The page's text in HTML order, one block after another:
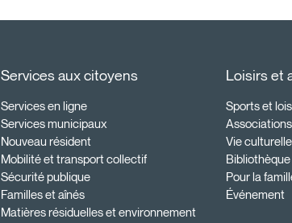
Services aux citoyens
Services en ligne
Services municipaux
Nouveau résident
Mobilité et transport collectif
Sécurité publique
Familles et aînés
Matières résiduelles et environnement
Loisirs et
Sports et
Vie culturelle
Bibliothèque
Pour la
Événement